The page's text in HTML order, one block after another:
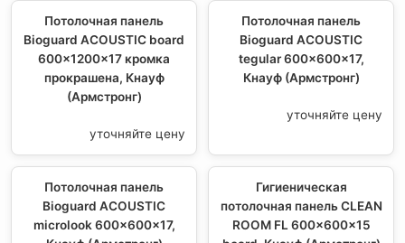
Потолочная панель
Bioguard ACOUSTIC board
600x1200x17 кромка
прокрашена, Кнауф
(Армстронг)
уточняйте цену
Потолочная панель
Bioguard ACOUSTIC
tegular 600x600x17,
Кнауф (Армстронг)
уточняйте цену
Потолочная панель
Bioguard ACOUSTIC
microlook 600x600x17,
Гигиеническая
потолочная панель CLEAN
ROOM FL 600x600x15